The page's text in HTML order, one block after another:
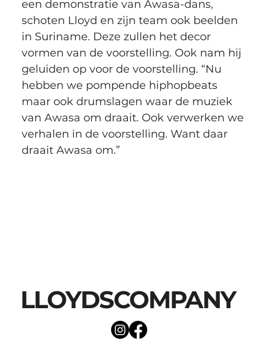
een demonstratie van Awasa-dans,
schoten Lloyd en zijn team ook beelden
in Suriname. Deze zullen het decor
vormen van de voorstelling. Ook nam hij
geluiden op voor de voorstelling. “Nu
hebben we pompende hiphopbeats
maar ook drumslagen waar de muziek
van Awasa om draait. Ook verwerken we
verhalen in de voorstelling. Want daar
draait Awasa om.”
LLOYDSCOMPANY